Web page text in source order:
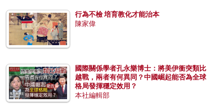
行為不檢 培育教化才能治本
陳家偉
國際關係學者孔永樂博士：將美伊衝突類比
越戰，兩者有何異同？中國崛起能否為全球
格局發揮穩定效用？
本社編輯部